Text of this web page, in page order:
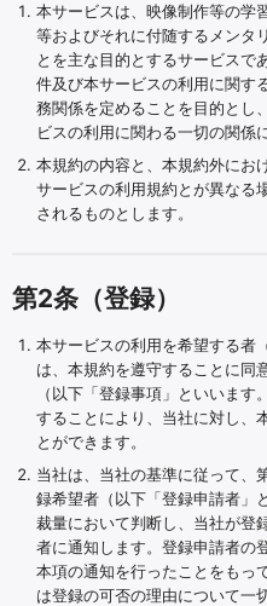
本サービスは、映像制作等の学
等およびそれに付随するメンタ
とを主な目的とするサービスで
件及び本サービスの利用に関す
務関係を定めることを目的とし
ビスの利用に関わる一切の関係
本規約の内容と、本規約外にお
サービスの利用規約とが異なる
されるものとします。
第2条（登録）
本サービスの利用を希望する者
は、本規約を遵守することに同
（以下「登録事項」といいま
することにより、当社に対し、
とができます。
当社は、当社の基準に従って、
録希望者（以下「登録申請者」
裁量において判断し、当社が登
者に通知します。登録申請者の
本項の通知を行ったことをもっ
は登録の可否の理由について一